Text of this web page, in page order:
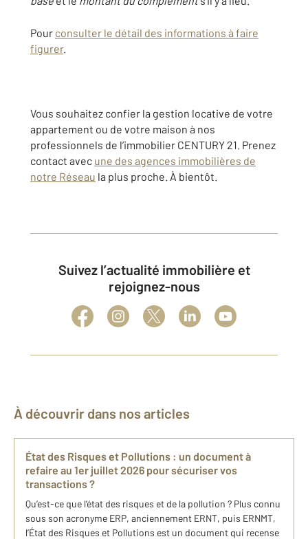
Pour consulter le détail des informations à faire
figurer.
Vous souhaitez confier la gestion locative de votre
appartement ou de votre maison à nos
professionnels de l’immobilier CENTURY 21. Prenez
contact avec une des agences immobilières de
notre Réseau la plus proche. À bientôt.
Suivez l’actualité immobilière et
rejoignez-nous
À découvrir dans nos articles
État des Risques et Pollutions : un document à
refaire au 1er juillet 2026 pour sécuriser vos
transactions ?
Qu’est-ce que l’état des risques et de la pollution ? Plus connu
sous son acronyme ERP, anciennement ERNT, puis ERNMT,
l’État des Risques et Pollutions est un document qui recense